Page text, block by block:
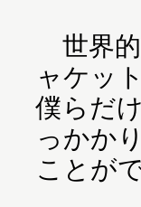
世界的
ャケッ
僕らだ
っかか
ことが